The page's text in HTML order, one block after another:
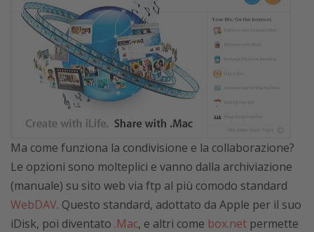
Ma come funziona la condivisione e la collaborazione?
Le opzioni sono molteplici e vanno dalla archiviazione
(manuale) su sito web via ftp al più comodo standard
WebDAV. Questo standard, adottato da Apple per il suo
iDisk, poi diventato .Mac, e altri come box.net permette